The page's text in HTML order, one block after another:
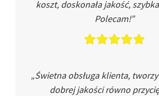
koszt, doskonała jakość,
Polecam!”
„Świetna obsługa klienta,
dobrej jakości równo